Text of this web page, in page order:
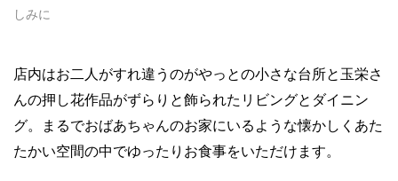
しみに
店内はお二人がすれ違うのがやっとの小さな台所と玉栄さ
んの押し花作品がずらりと飾られたリビングとダイニン
グ。まるでおばあちゃんのお家にいるような懐かしくあた
たかい空間の中でゆったりお食事をいただけます。